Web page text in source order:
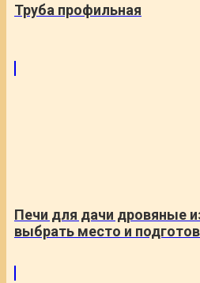
Труба профильная
Печи для дачи дровяные
выбрать место и